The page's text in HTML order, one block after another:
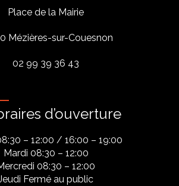
Place de la Mairie
Mézières-sur-Couesnon
02 99 39 36 43
d’ouverture
– 12:00 / 16:00 – 19:00
Mardi 08:30 – 12:00
08:30 – 12:00
Fermé au public